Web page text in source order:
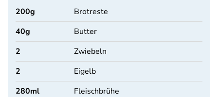
200g
Brotreste
40g
Butter
2
Zwiebeln
2
Eigelb
280ml
Fleischbrühe